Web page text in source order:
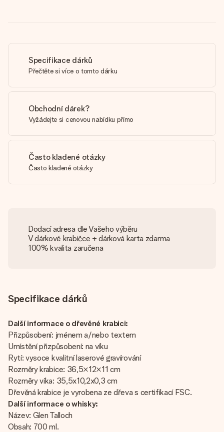
Specifikace dárků
Přečtěte si více o tomto dárku
Obchodní dárek?
Vyžádejte si cenovou nabídku přímo
Často kladené otázky
Často kladené otázky
Dodací adresa dle Vašeho výběru
V dárkové krabičce + dárková karta zdarma
100% kvalita zaručena
Specifikace dárků
Další informace o dřevěné krabici:
Přizpůsobení: jménem a/nebo textem
Umístění přizpůsobení: na víku
Rytí: vysoce kvalitní laserové gravírování
Rozměry krabice: 36,5×12×11 cm
Rozměry víka: 35,5x10,2x0,3 cm
Dřevěná krabice je vyrobena ze dřeva s certifikací FSC.
Další informace o whisky:
Název: Glen Talloch
Obsah: 700 ml.